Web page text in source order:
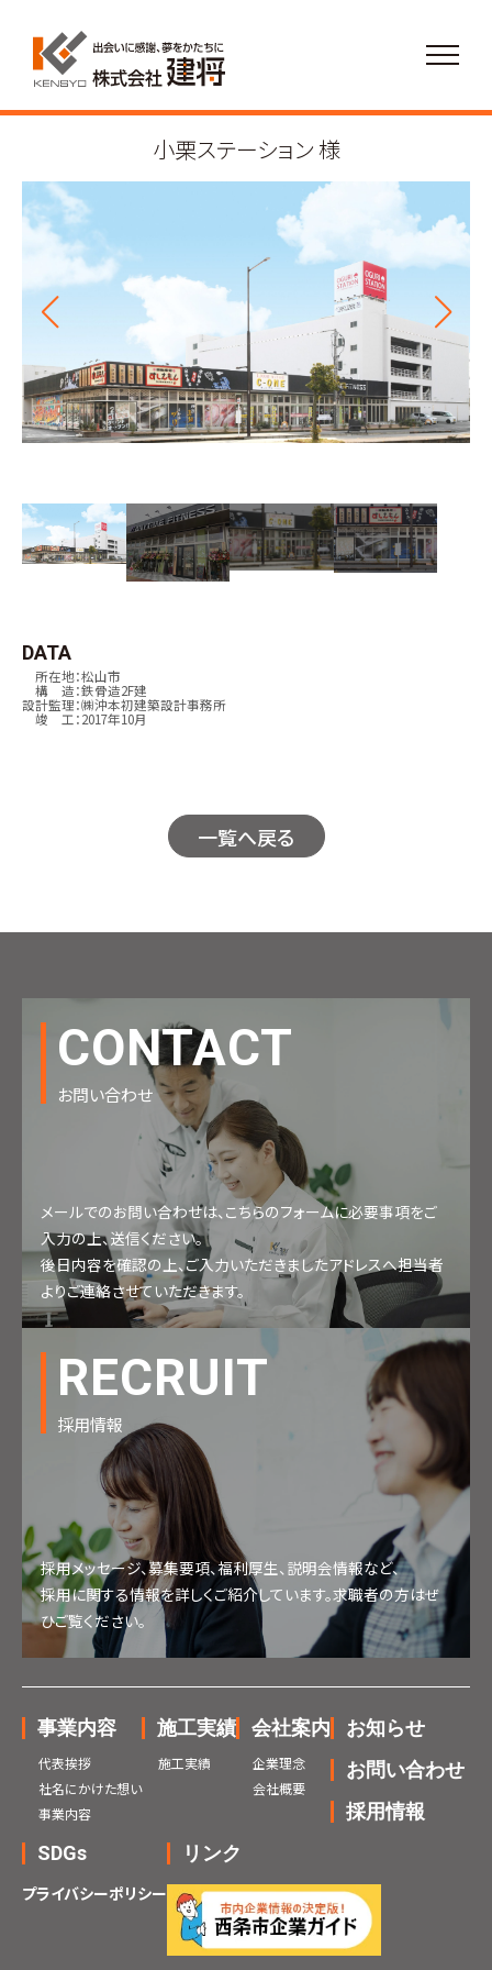
小栗ステーション 様
DATA
所在地：松山市
構 造：鉄骨造2F建
設計監理：㈱沖本初建築設計事務所
竣 工：2017年10月
一覧へ戻る
CONTACT
お問い合わせ
メールでのお問い合わせは、こちらのフォームに必要事項をご
入力の上、送信ください。
後日内容を確認の上、ご入力いただきましたアドレスへ担当者
よりご連絡させていただきます。
RECRUIT
採用情報
採用メッセージ、募集要項、福利厚生、説明会情報など、
採用に関する情報を詳しくご紹介しています。求職者の方はぜ
ひご覧ください。
事業内容
代表挨拶
社名にかけた想い
事業内容
施工実績
施工実績
会社案内
企業理念
会社概要
お知らせ
お問い合わせ
採用情報
SDGs
プライバシーポリシー
リンク